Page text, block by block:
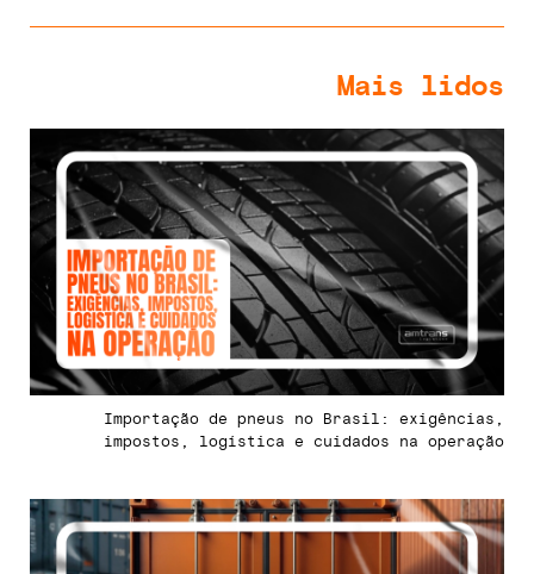
Mais lidos
Importação de pneus no Brasil: exigências,
impostos, logística e cuidados na operação